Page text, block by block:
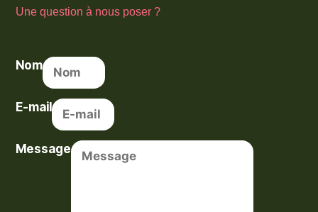
Une question à nous poser ?
Nom
E-mail
Message